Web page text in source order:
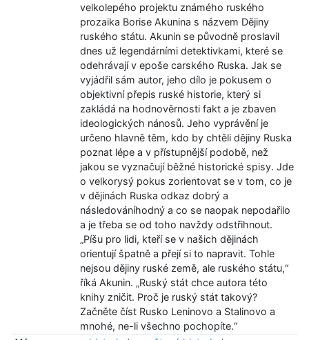
velkolepého projektu známého ruského
prozaika Borise Akunina s názvem Dějiny
ruského státu. Akunin se původně proslavil
dnes už legendárními detektivkami, které se
odehrávají v epoše carského Ruska. Jak se
vyjádřil sám autor, jeho dílo je pokusem o
objektivní přepis ruské historie, který si
zakládá na hodnověrnosti fakt a je zbaven
ideologických nánosů. Jeho vyprávění je
určeno hlavně těm, kdo by chtěli dějiny Ruska
poznat lépe a v přístupnější podobě, než
jakou se vyznačují běžné historické spisy. Jde
o velkorysý pokus zorientovat se v tom, co je
v dějinách Ruska odkaz dobrý a
následováníhodný a co se naopak nepodařilo
a je třeba se od toho navždy odstřihnout.
„Píšu pro lidi, kteří se v našich dějinách
orientují špatně a přejí si to napravit. Tohle
nejsou dějiny ruské země, ale ruského státu,“
říká Akunin. „Ruský stát chce autora této
knihy zničit. Proč je ruský stát takový?
Začněte číst Rusko Leninovo a Stalinovo a
mnohé, ne-li všechno pochopíte.“